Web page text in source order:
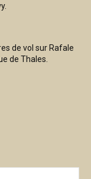
de vol sur Rafale
de Thales.